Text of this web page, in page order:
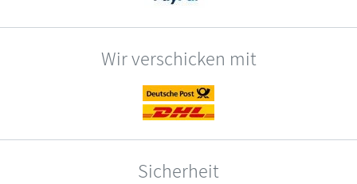
Wir verschicken mit
Sicherheit